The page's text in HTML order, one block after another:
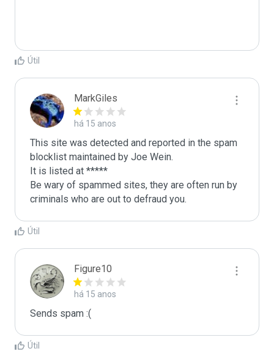
Útil
MarkGiles
há 15 anos
This site was detected and reported in the spam
blocklist maintained by Joe Wein.
It is listed at *****
Be wary of spammed sites, they are often run by
criminals who are out to defraud you.
Útil
Figure10
há 15 anos
Sends spam :(
Útil